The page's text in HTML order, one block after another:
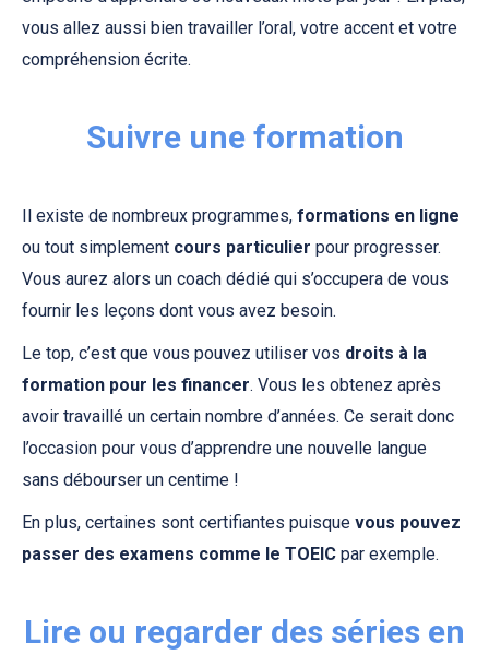
vous allez aussi bien travailler l’oral, votre accent et votre
compréhension écrite.
Suivre une formation
Il existe de nombreux programmes, formations en ligne
ou tout simplement cours particulier pour progresser.
Vous aurez alors un coach dédié qui s’occupera de vous
fournir les leçons dont vous avez besoin.
Le top, c’est que vous pouvez utiliser vos droits à la
formation pour les financer. Vous les obtenez après
avoir travaillé un certain nombre d’années. Ce serait donc
l’occasion pour vous d’apprendre une nouvelle langue
sans débourser un centime !
En plus, certaines sont certifiantes puisque vous pouvez
passer des examens comme le TOEIC par exemple.
Lire ou regarder des séries en